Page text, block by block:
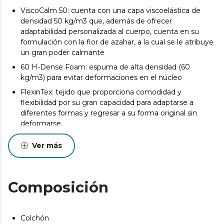
ViscoCalm 50: cuenta con una capa viscoelástica de
densidad 50 kg/m3 que, además de ofrecer
adaptabilidad personalizada al cuerpo, cuenta en su
formulación con la flor de azahar, a la cual se le atribuye
un gran poder calmante
60 H-Dense Foam: espuma de alta densidad (60
kg/m3) para evitar deformaciones en el núcleo
FlexinTex: tejido que proporciona comodidad y
flexibilidad por su gran capacidad para adaptarse a
diferentes formas y regresar a su forma original sin
deformarse.
GermoTech Control: tratamiento contra ácaros,
bacterias y hongos.
asentamiento normal de las capas internas que oscila
entre +0/-2 o -3 (norma UNE-EN 1334:1996). Esta
reparación o compensación.
Ver más
Composición
Colchón